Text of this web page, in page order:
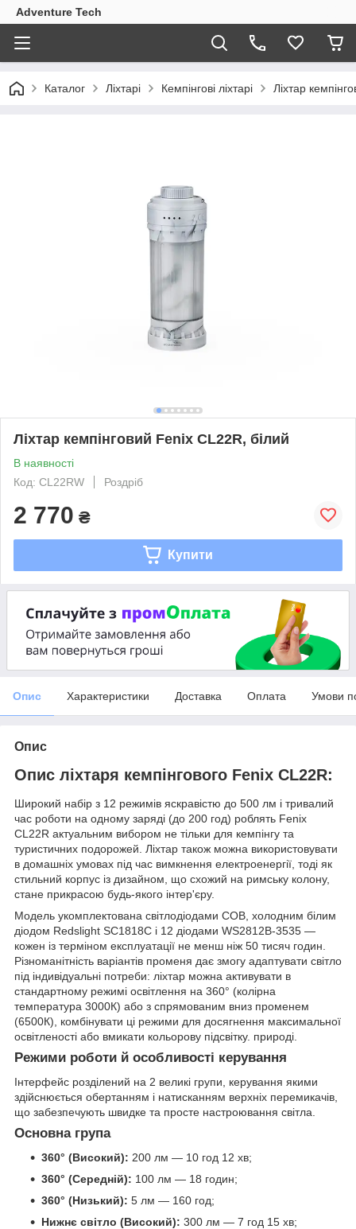
Adventure Tech
Каталог Ліхтарі Кемпінгові ліхтарі Ліхтар
Ліхтар кемпінговий Fenix CL22R, білий
В наявності
Код: CL22RW
Роздріб
2 770 ₴
Купити
Опис Характеристики Доставка Оплата Умови
Опис
Опис ліхтаря кемпінгового Fenix CL22R:
Широкий набір з 12 режимів яскравістю до 500 лм і тривалий
час роботи на одному заряді (до 200 год) роблять Fenix
CL22R актуальним вибором не тільки для кемпінгу та
туристичних подорожей. Ліхтар також можна використовувати
в домашніх умовах під час вимкнення електроенергії, тоді як
стильний корпус із дизайном, що схожий на римську колону,
стане прикрасою будь-якого інтер'єру.
Модель укомплектована світлодіодами COB, холодним білим
діодом Redslight SC1818C і 12 діодами WS2812B-3535 —
кожен із терміном експлуатації не менш ніж 50 тисяч годин.
Різноманітність варіантів променя дає змогу адаптувати світло
під індивідуальні потреби: ліхтар можна активувати в
стандартному режимі освітлення на 360° (колірна
температура 3000К) або з спрямованим вниз променем
(6500К), комбінувати ці режими для досягнення максимальної
освітленості або вмикати кольорову підсвітку. природі.
Режими роботи й особливості керування
Інтерфейс розділений на 2 великі групи, керування якими
здійснюється обертанням і натисканням верхніх перемикачів,
що забезпечують швидке та просте настроювання світла.
Основна група
360° (Високий): 200 лм — 10 год 12 хв;
360° (Середній): 100 лм — 18 годин;
360° (Низький): 5 лм — 160 год;
Нижнє світло (Високий): 300 лм — 7 год 15 хв;